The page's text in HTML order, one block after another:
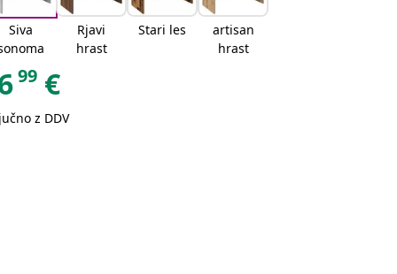
Siva
Rjavi
hrast
Stari les
artisan
hrast
99 €
z DDV